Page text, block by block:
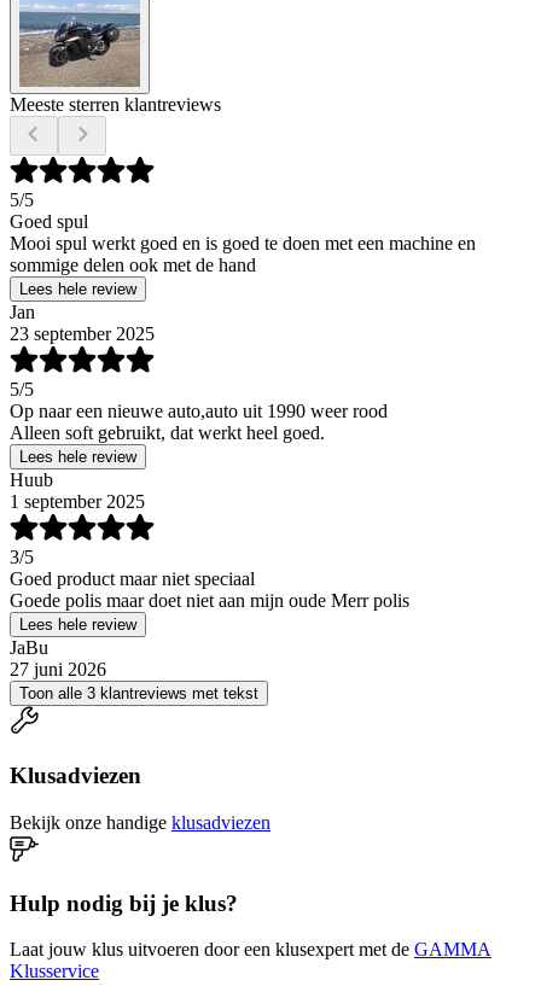
Meeste sterren klantreviews
5/5
Goed spul
Mooi spul werkt goed en is goed te doen met een machine en
sommige delen ook met de hand
Lees hele review
Jan
23 september 2025
5/5
Op naar een nieuwe auto,auto uit 1990 weer rood
Alleen soft gebruikt, dat werkt heel goed.
Lees hele review
Huub
1 september 2025
3/5
Goed product maar niet speciaal
Goede polis maar doet niet aan mijn oude Merr polis
Lees hele review
JaBu
27 juni 2026
Toon alle 3 klantreviews met tekst
Klusadviezen
Bekijk onze handige klusadviezen
Hulp nodig bij je klus?
Laat jouw klus uitvoeren door een klusexpert met de GAMMA
Klusservice